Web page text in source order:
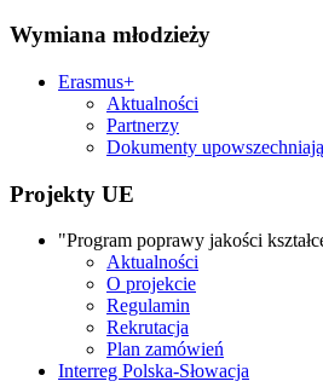
Wymiana młodzieży
Erasmus+
Aktualności
Partnerzy
Dokumenty
Projekty UE
"Program poprawy jakości
Aktualności
O projekcie
Regulamin
Rekrutacja
Plan zamówień
Interreg Polska-Słowacja